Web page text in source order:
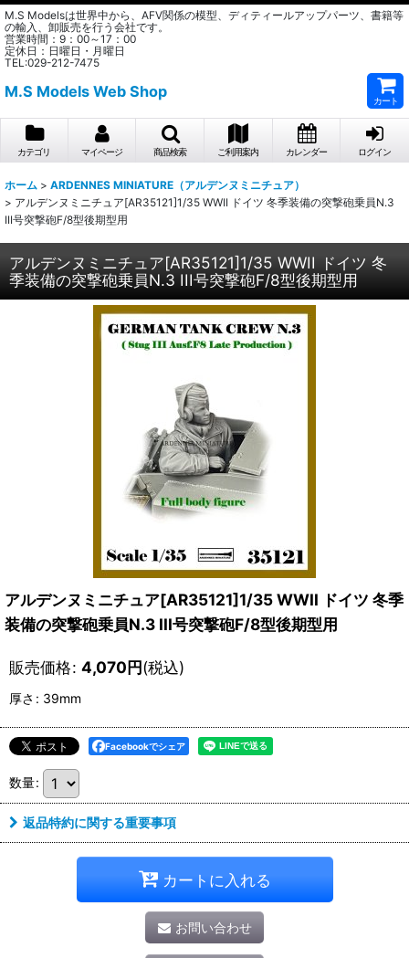
M.S Modelsは世界中から、AFV関係の模型、ディティールアップパーツ、書籍等
の輸入、卸販売を行う会社です。
営業時間：9：00～17：00
定休日：日曜日・月曜日
TEL:029-212-7475
M.S Models Web Shop
カート
カテゴリ マイページ 商品検索 ご利用案内 カレンダー ログイン
ホーム > ARDENNES MINIATURE（アルデンヌミニチュア）
> アルデンヌミニチュア[AR35121]1/35 WWII ドイツ 冬季装備の突撃砲乗員N.3
III号突撃砲F/8型後期型用
アルデンヌミニチュア[AR35121]1/35 WWII ドイツ 冬
季装備の突撃砲乗員N.3 III号突撃砲F/8型後期型用
アルデンヌミニチュア[AR35121]1/35 WWII ドイツ 冬季
装備の突撃砲乗員N.3 III号突撃砲F/8型後期型用
販売価格: 4,070円(税込)
厚さ : 39mm
Facebookでシェア
数量:
返品特約に関する重要事項
カートに入れる
お問い合わせ